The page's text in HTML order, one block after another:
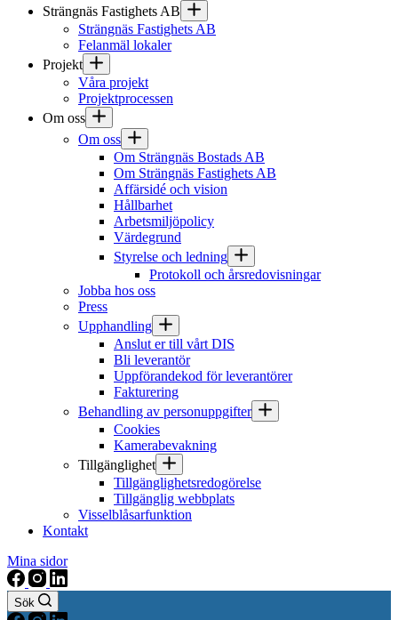
Strängnäs Fastighets AB
Strängnäs Fastighets AB
Felanmäl lokaler
Projekt
Våra projekt
Projektprocessen
Om oss
Om oss
Om Strängnäs Bostads AB
Om Strängnäs Fastighets AB
Affärsidé och vision
Hållbarhet
Arbetsmiljöpolicy
Värdegrund
Styrelse och ledning
Protokoll och årsredovisningar
Jobba hos oss
Press
Upphandling
Anslut er till vårt DIS
Bli leverantör
Uppförandekod för leverantörer
Fakturering
Behandling av personuppgifter
Cookies
Kamerabevakning
Tillgänglighet
Tillgänglighetsredogörelse
Tillgänglig webbplats
Visselblåsarfunktion
Kontakt
Mina sidor
Sök